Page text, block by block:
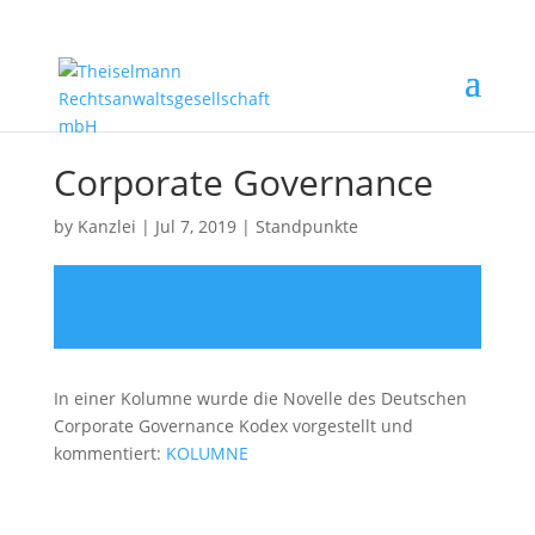
Corporate Governance
by Kanzlei | Jul 7, 2019| Standpunkte
In einer Kolumne wurde die Novelle des Deutschen
Corporate Governance Kodex vorgestellt und
kommentiert: KOLUMNE